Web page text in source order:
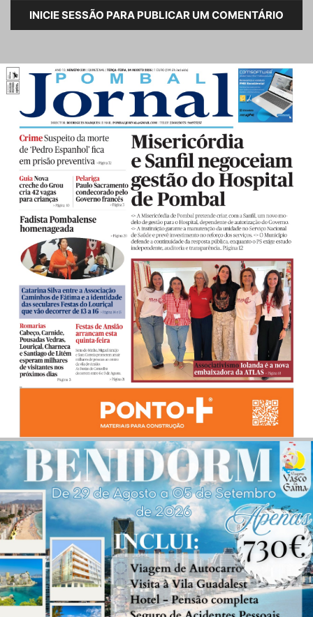
INICIE SESSÃO PARA PUBLICAR UM COMENTÁRIO